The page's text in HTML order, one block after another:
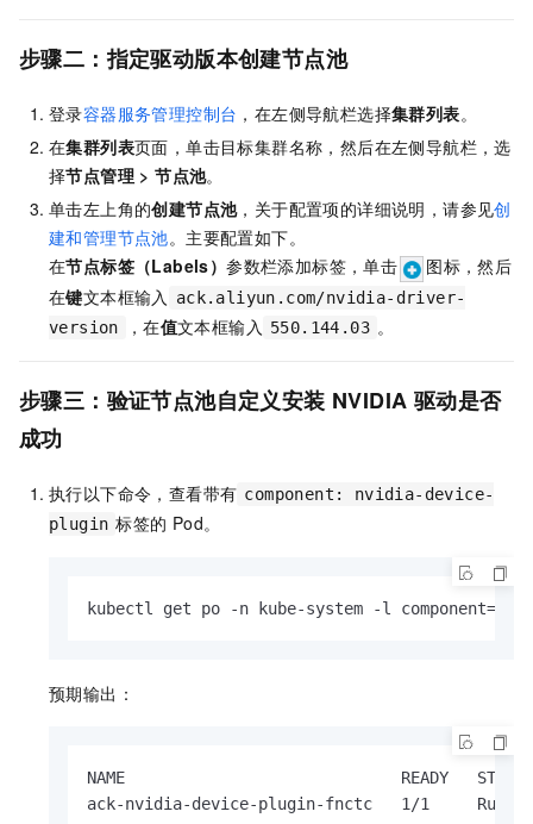
步骤二：指定驱动版本创建节点池
登录容器服务管理控制台 ，在左侧导航栏选择集群列表。
在集群列表页面，单击目标集群名称，然后在左侧导航栏，选
择节点管理 >节点池。
单击左上角的创建节点池，关于配置项的详细说明，请参见创
建和管理节点池。主要配置如下。
在节点标签（Labels）参数栏添加标签，单击
图标，然后
在键文本框输入
ack.aliyun.com/nvidia-driver-
version
，在值文本框输入 550.144.03 。
步骤三：验证节点池自定义安装 NVIDIA 驱动是否
成功
执行以下命令，查看带有 component: nvidia-device-
plugin 标签的 Pod。
kubectl get po -n kube-system -l
预期输出：
NAME                             READY   STATUS
ack-nvidia-device-plugin-fnctc   1/1